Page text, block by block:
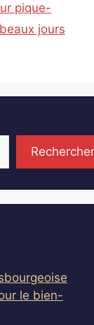
pique-
jours
Rechercher
le bien-